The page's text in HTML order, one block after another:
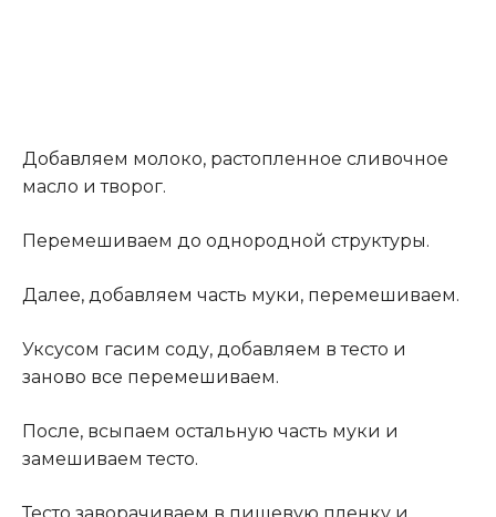
Добавляем молоко, растопленное сливочное
масло и творог.
Перемешиваем до однородной структуры.
Далее, добавляем часть муки, перемешиваем.
Уксусом гасим соду, добавляем в тесто и
заново все перемешиваем.
После, всыпаем остальную часть муки и
замешиваем тесто.